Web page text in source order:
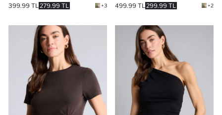
279.99 TL
399.99 TL +3 299.99 TL
499.99 TL +2